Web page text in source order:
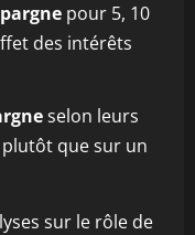
pour 5, 10
des intérêts
selon leurs
que sur un
sur le rôle de